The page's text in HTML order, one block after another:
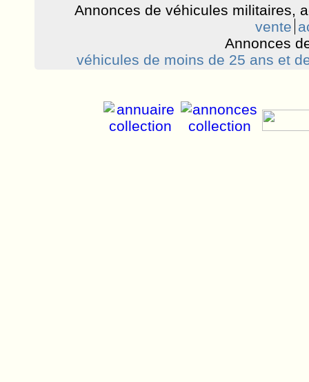
Annonces de véhicules militaires,
vente
Annonces
véhicules de moins de 25 ans et